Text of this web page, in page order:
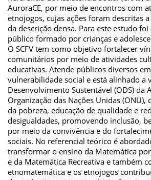
AuroraCE, por meio de encontros com
etnojogos, cujas ações foram descritas
da descrição densa. Para este estudo
público formado por crianças e
O SCFV tem como objetivo fortalecer
comunitários por meio de atividades
educativas. Atende públicos diversos
vulnerabilidade social e está alinhado a
Desenvolvimento Sustentável (ODS) da
Organização das Nações Unidas (ONU),
da pobreza, educação de qualidade e
desigualdades, promovendo inclusão,
por meio da convivência e do
sociais. No referencial teórico é
transformar o ensino da Matemática
e da Matemática Recreativa e também
etnomatemática e os etnojogos